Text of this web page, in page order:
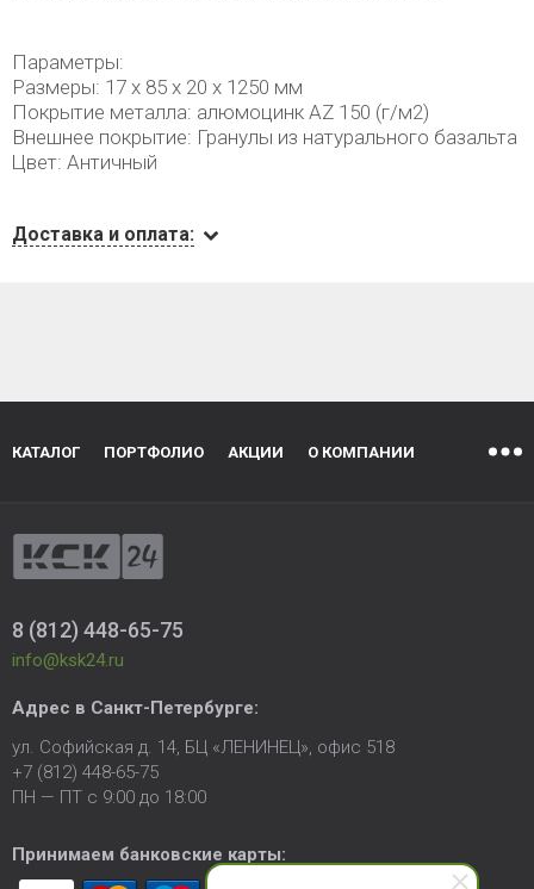
Параметры:
Размеры: 17 х 85 х 20 х 1250 мм
Покрытие металла: алюмоцинк AZ 150 (г/м2)
Внешнее покрытие: Гранулы из натурального базальта
Цвет: Античный
Доставка и оплата:
КАТАЛОГ ПОРТФОЛИО АКЦИИ О КОМПАНИИ
8 (812) 448-65-75
info@ksk24.ru
Адрес в Санкт-Петербурге:
ул. Софийская д. 14, БЦ «ЛЕНИНЕЦ», офис 518
+7 (812) 448-65-75
ПН — ПТ с 9:00 до 18:00
Принимаем банковские карты: